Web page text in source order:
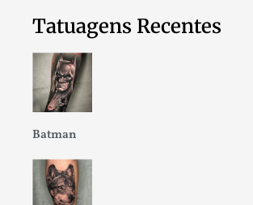
Tatuagens Recentes
Batman